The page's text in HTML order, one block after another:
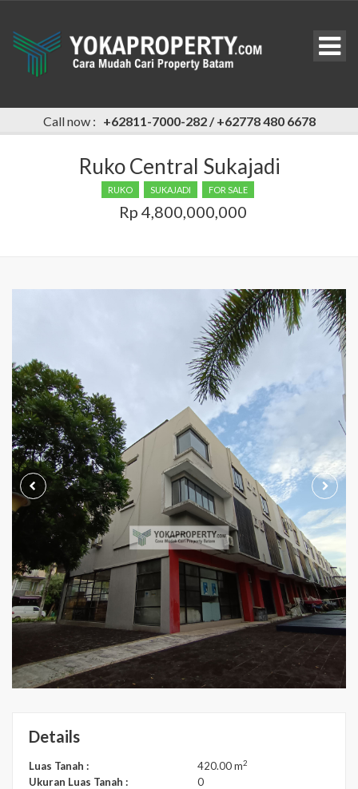
Call now : +62811-7000-282 / +62778 480 6678
Ruko Central Sukajadi
RUKO SUKAJADI FOR SALE
Rp 4,800,000,000
Details
Luas Tanah : 420.00 m2
Ukuran Luas Tanah :
0